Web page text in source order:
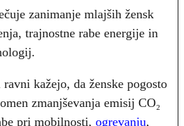
zanimanje mlajših žensk
trajnostne rabe energije in
kažejo, da ženske pogosto
zmanjševanja emisij CO₂
pri mobilnosti, ogrevanju,